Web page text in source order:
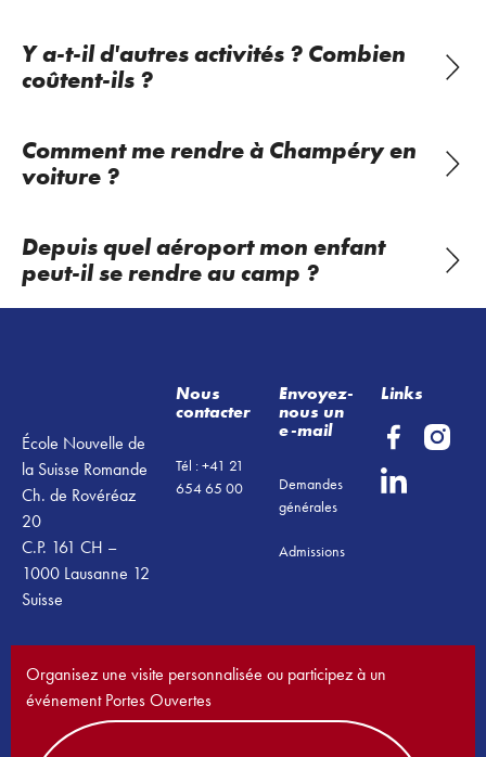
Y a-t-il d'autres activités ? Combien
coûtent-ils ?
Comment me rendre à Champéry en
voiture ?
Depuis quel aéroport mon enfant
peut-il se rendre au camp ?
École Nouvelle de
la Suisse Romande
Ch. de Rovéréaz
20
C.P. 161 CH –
1000 Lausanne 12
Suisse
Nous
contacter
Tél : +41 21
654 65 00
Envoyez-
nous un
e-mail
Demandes
générales
Admissions
Links
Organisez une visite personnalisée ou participez à un
événement Portes Ouvertes
Réservez une visite dès maintenant